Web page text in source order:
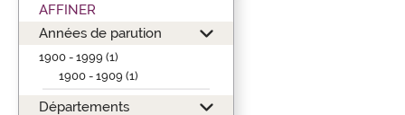
AFFINER
Années de parution
1900 - 1999 (1)
1900 - 1909 (1)
Départements